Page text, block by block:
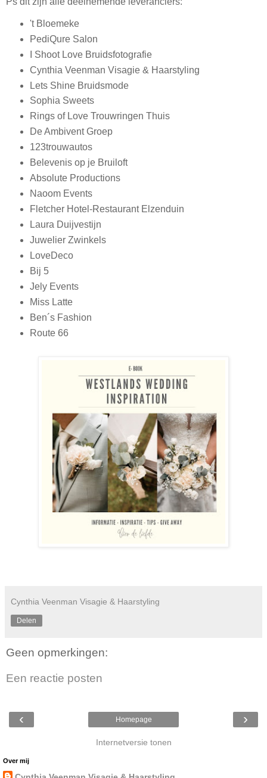
't Bloemeke
PediQure Salon
I Shoot Love Bruidsfotografie
Cynthia Veenman Visagie & Haarstyling
Lets Shine Bruidsmode
Sophia Sweets
Rings of Love Trouwringen Thuis
De Ambivent Groep
123trouwautos
Belevenis op je Bruiloft
Absolute Productions
Naoom Events
Fletcher Hotel-Restaurant Elzenduin
Laura Duijvestijn
Juwelier Zwinkels
LoveDeco
Bij 5
Jely Events
Miss Latte
Ben´s Fashion
Route 66
Cynthia Veenman Visagie & Haarstyling
Delen
Geen opmerkingen:
Een reactie posten
‹ ›
Homepage
Internetversie tonen
Over mij